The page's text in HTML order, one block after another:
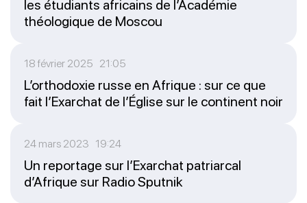
les étudiants africains de l’Académie
théologique de Moscou
18 février 2025 21:05
L’orthodoxie russe en Afrique : sur ce que
fait l’Exarchat de l’Église sur le continent noir
24 mars 2023 19:24
Un reportage sur l’Exarchat patriarcal
d’Afrique sur Radio Sputnik